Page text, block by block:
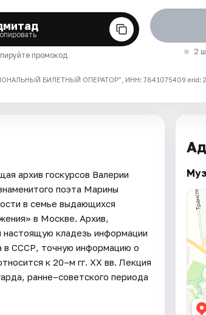
промокод
2
БИЛЕТНЫЙ ОПЕРАТОР", ИНН: 7841075409 erid:
архив госкурсов Валерии
поэта Марины
в семье выдающихся
в Москве. Архив,
кладезь информации
в СССР, точную информацию о
к 20–м гг. XX вв. Лекция
ранне–советского периода